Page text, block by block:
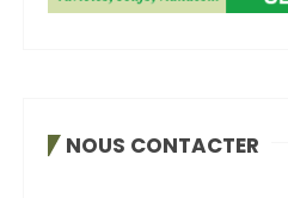
NOUS CONTACTER